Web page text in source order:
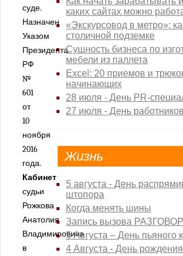
Пресненский районный суд города Москвы
Савеловский районный суд города Москвы
Симоновский районный суд города Москвы
Солнцевский районный суд города Москвы
Таганский районный суд города Москвы
Тверской районный суд города Москвы
Тимирязевский районный суд города Москвы
Троицкий районный суд города Москвы
Тушинский районный суд города Москвы
Хамовнический районный суд города Москвы
Хорошевский районный суд города Москвы
Черемушкинский районный суд города Москвы
Чертановский районный суд города Москвы
Щербинский районный суд города Москвы
Проекты
суде.
Назначен
Указом
Президента
РФ
№
601
от
10
ноября
2016
года.
Кабинет
судьи
Рожкова
Анатолия
Владимировича
в
каких сайтах можно
«Экскурсовод в метро»:
столичной подземке
Сущность бизнеса по
мебели из паллета
Excel: 20 приемов и
начинающих
28 июля - День PR-
27 июля - День
Жизнь
5 августа - День
штопора
Когда менять шины
Запись вызова
5 Августа – День пьяного
4 Августа - День